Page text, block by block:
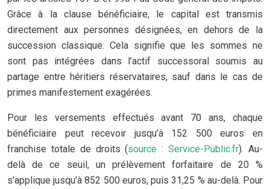
Grâce à la clause bénéficiaire, le capital est transmis
directement aux personnes désignées, en dehors de la
succession classique. Cela signifie que les sommes ne
sont pas intégrées dans l’actif successoral soumis au
partage entre héritiers réservataires, sauf dans le cas de
primes manifestement exagérées.
Pour les versements effectués avant 70 ans, chaque
bénéficiaire peut recevoir jusqu’à 152 500 euros en
franchise totale de droits (source : Service-Public.fr). Au-
delà de ce seuil, un prélèvement forfaitaire de 20 %
s’applique jusqu’à 852 500 euros, puis 31,25 % au-delà. Pour